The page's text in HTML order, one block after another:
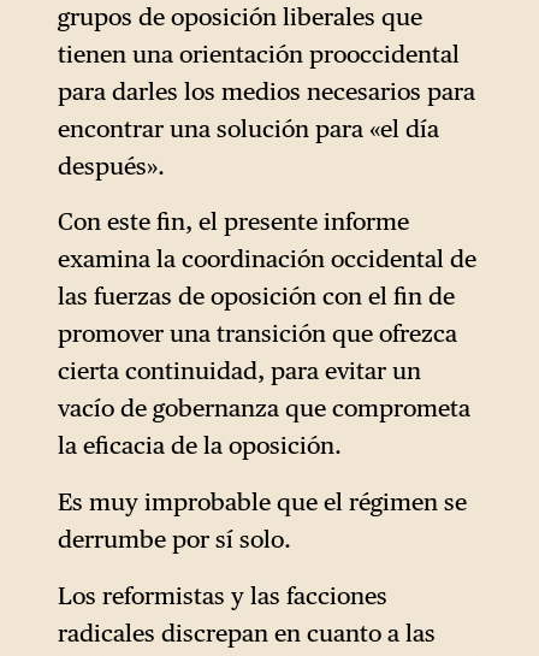
grupos de oposición liberales que
tienen una orientación prooccidental
para darles los medios necesarios para
encontrar una solución para «el día
después».
Con este fin, el presente informe
examina la coordinación occidental de
las fuerzas de oposición con el fin de
promover una transición que ofrezca
cierta continuidad, para evitar un
vacío de gobernanza que comprometa
la eficacia de la oposición.
Es muy improbable que el régimen se
derrumbe por sí solo.
Los reformistas y las facciones
radicales discrepan en cuanto a las